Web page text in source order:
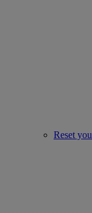
Reset